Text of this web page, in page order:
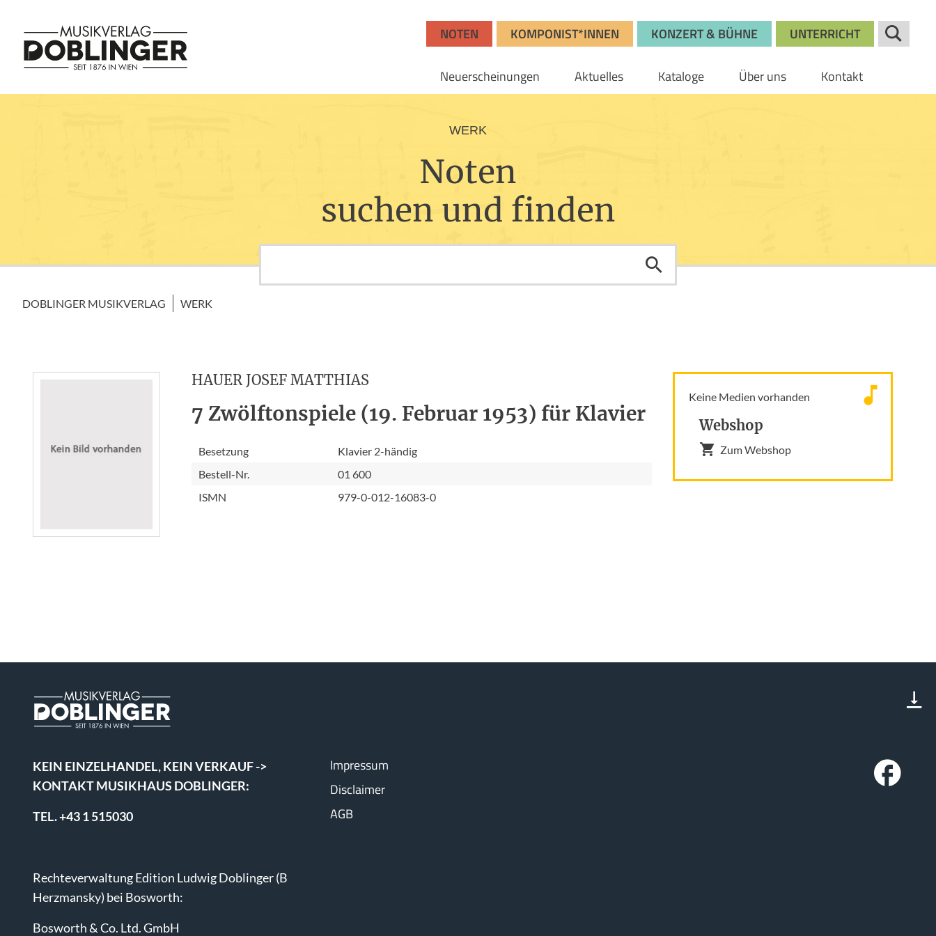
NOTEN KOMPONIST*INNEN KONZERT & BÜHNE UNTERRICHT
Neuerscheinungen Aktuelles Kataloge Über uns Kontakt
WERK
Noten
suchen und finden
DOBLINGER MUSIKVERLAG WERK
HAUER JOSEF MATTHIAS
7 Zwölftonspiele (19. Februar 1953) für Klavier
Besetzung
Klavier 2-händig
Bestell-Nr.
01 600
ISMN
979-0-012-16083-0
Keine Medien vorhanden
Webshop
Zum Webshop
KEIN EINZELHANDEL, KEIN VERKAUF ->
KONTAKT MUSIKHAUS DOBLINGER:
TEL. +43 1 515030
Rechteverwaltung Edition Ludwig Doblinger (B
Herzmansky) bei Bosworth:
Bosworth & Co. Ltd. GmbH
Impressum
Disclaimer
AGB